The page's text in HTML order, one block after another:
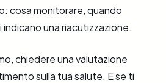
cosa monitorare, quando
indicano una riacutizzazione.
chiedere una valutazione
sulla tua salute. E se ti